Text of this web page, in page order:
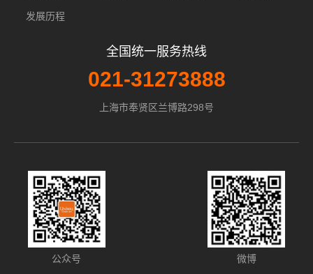
发展历程
全国统一服务热线
021-31273888
上海市奉贤区兰博路298号
公众号 微博